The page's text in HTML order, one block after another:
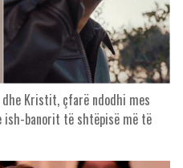
Kristit, çfarë ndodhi mes
ish-banorit të shtëpisë më të